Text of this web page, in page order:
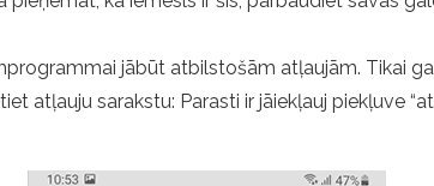
jābūt atbilstošām atļaujām. Tikai
atļauju sarakstu: Parasti ir jāiekļauj piekļuve